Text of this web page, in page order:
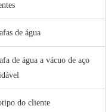
de água
de água a vácuo de aço
do cliente